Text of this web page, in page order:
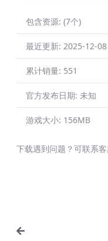
包含资源: (7个)
最近更新: 2025-12-08
累计销量: 551
官方发布日期: 未知
游戏大小: 156MB
下载遇到问题？可联系